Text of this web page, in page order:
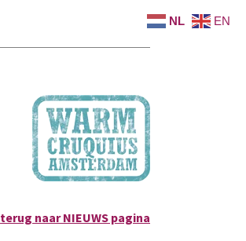
terug naar NIEUWS pagina
NL EN